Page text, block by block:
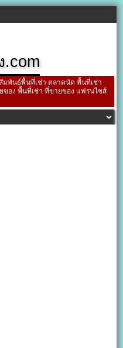
.com
มพันธ์พื้นที่เช่า ตลาดนัด พื้นที่เช่า
ของ พื้นที่เช่า ที่ขายของ แฟรนไชส์